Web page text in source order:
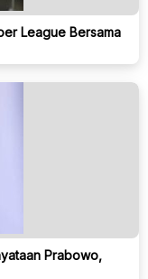
League Bersama
Prabowo,